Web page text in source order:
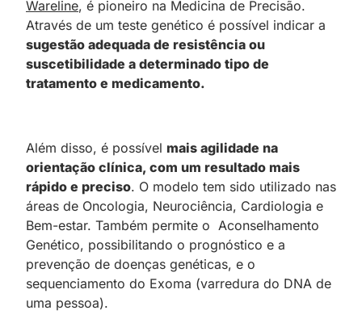
Wareline, é pioneiro na Medicina de Precisão.
Através de um teste genético é possível indicar a
sugestão adequada de resistência ou
suscetibilidade a determinado tipo de
tratamento e medicamento.
Além disso, é possível mais agilidade na
orientação clínica, com um resultado mais
rápido e preciso. O modelo tem sido utilizado nas
áreas de Oncologia, Neurociência, Cardiologia e
Bem-estar. Também permite o Aconselhamento
Genético, possibilitando o prognóstico e a
prevenção de doenças genéticas, e o
sequenciamento do Exoma (varredura do DNA de
uma pessoa).